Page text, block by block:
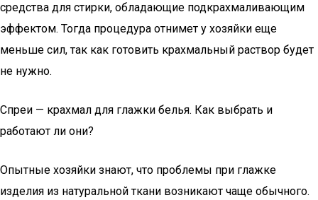
средства для стирки, обладающие подкрахмаливающим
эффектом. Тогда процедура отнимет у хозяйки еще
меньше сил, так как готовить крахмальный раствор будет
не нужно.
Спреи — крахмал для глажки белья. Как выбрать и
работают ли они?
Опытные хозяйки знают, что проблемы при глажке
изделия из натуральной ткани возникают чаще обычного.